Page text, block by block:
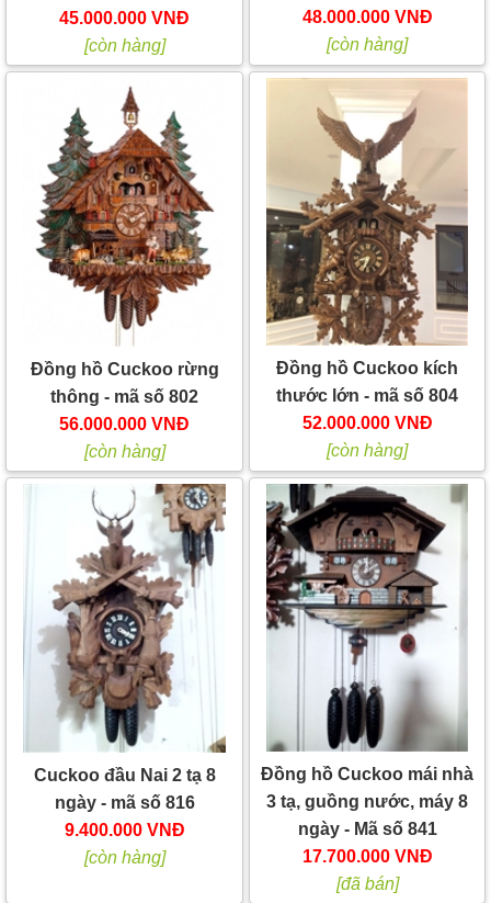
45.000.000 VNĐ
[còn hàng]
48.000.000 VNĐ
[còn hàng]
Đồng hồ Cuckoo rừng
thông - mã số 802
56.000.000 VNĐ
[còn hàng]
Đồng hồ Cuckoo kích
thước lớn - mã số 804
52.000.000 VNĐ
[còn hàng]
Cuckoo đầu Nai 2 tạ 8
ngày - mã số 816
9.400.000 VNĐ
[còn hàng]
Đồng hồ Cuckoo mái nhà
3 tạ, guồng nước, máy 8
ngày - Mã số 841
17.700.000 VNĐ
[đã bán]